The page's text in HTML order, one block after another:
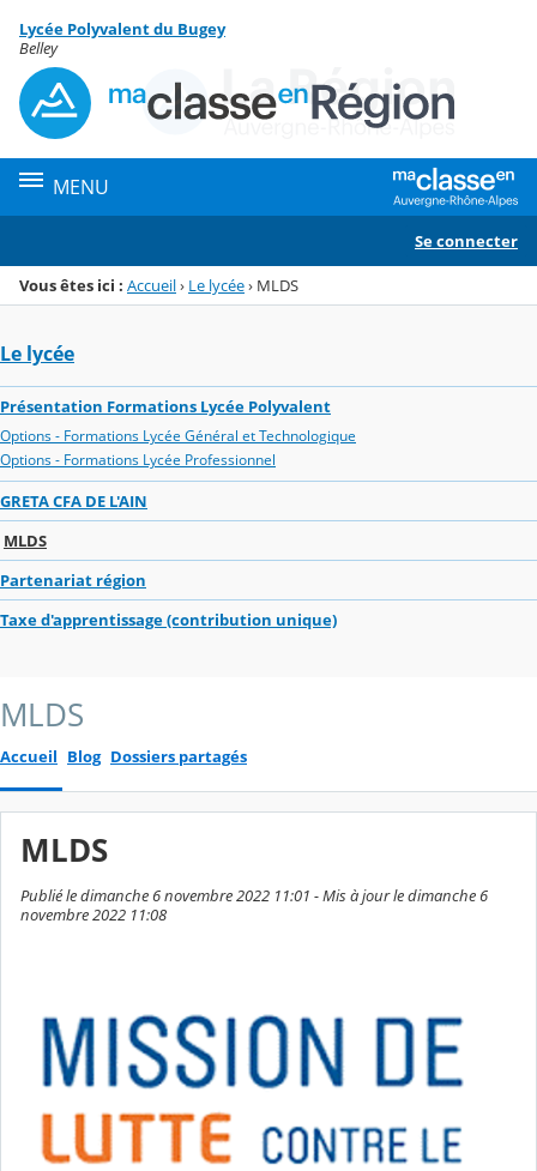
Menu de la rubrique
Contenu
Lycée Polyvalent du Bugey
Belley
MENU
Se connecter
Vous êtes ici : Accueil› Le lycée› MLDS
Le lycée
Présentation Formations Lycée Polyvalent
Options - Formations Lycée Général et Technologique
Options - Formations Lycée Professionnel
GRETA CFA DE L'AIN
MLDS
Partenariat région
Taxe d'apprentissage (contribution unique)
MLDS
Accueil Blog Dossiers partagés
MLDS
Publié le dimanche 6 novembre 2022 11:01 - Mis à jour le dimanche 6
novembre 2022 11:08